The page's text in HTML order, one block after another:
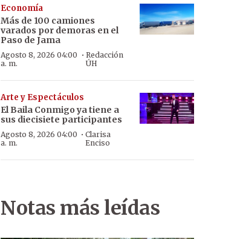
Economía
Más de 100 camiones
varados por demoras en el
Paso de Jama
Agosto 8, 2026 04:00
a. m.
· Redacción
ÚH
Arte y Espectáculos
El Baila Conmigo ya tiene a
sus diecisiete participantes
Agosto 8, 2026 04:00
a. m.
· Clarisa
Enciso
Notas más leídas